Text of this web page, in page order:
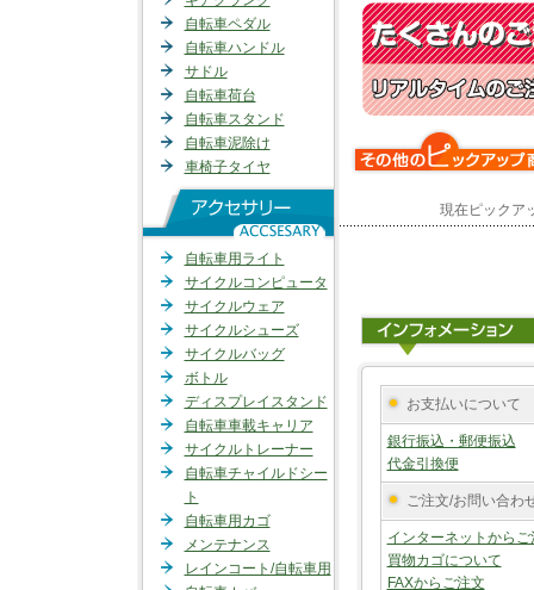
自転車ペダル
自転車ハンドル
サドル
自転車荷台
自転車スタンド
自転車泥除け
車椅子タイヤ
自転車用ライト
サイクルコンピュータ
サイクルウェア
サイクルシューズ
サイクルバッグ
ボトル
ディスプレイスタンド
自転車車載キャリア
サイクルトレーナー
自転車チャイルドシー
ト
自転車用カゴ
メンテナンス
レインコート/自転車用
現在ピックア
お支払いについて
銀行振込・郵便振込
代金引換便
ご注文/お問い合わ
インターネットからご
買物カゴについて
FAXからご注文